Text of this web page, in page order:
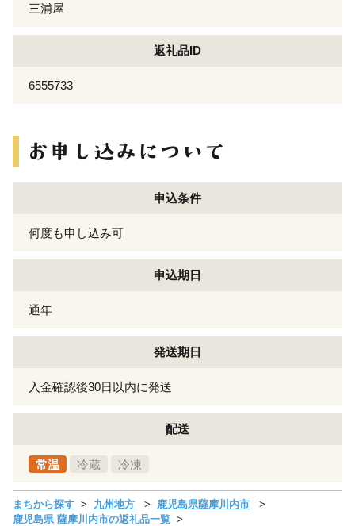
三浦屋
返礼品ID
6555733
申込条件
何度も申し込み可
申込期日
通年
発送期日
入金確認後30日以内に発送
配送
常温 冷蔵 冷凍
まちから探す 九州地方
鹿児島県薩摩川内市
鹿児島県 薩摩川内市の返礼品一覧